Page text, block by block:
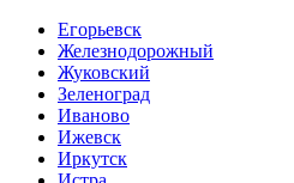
Егорьевск
Железнодорожный
Жуковский
Зеленоград
Иваново
Ижевск
Иркутск